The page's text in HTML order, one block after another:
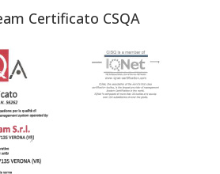
Certificato CSQA